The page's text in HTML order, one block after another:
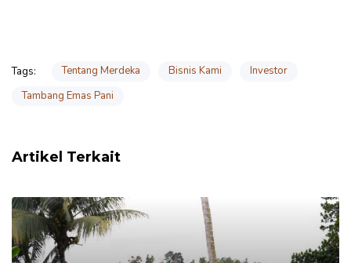
Tags: Tentang Merdeka Bisnis Kami
Investor
Tambang Emas Pani
Artikel Terkait